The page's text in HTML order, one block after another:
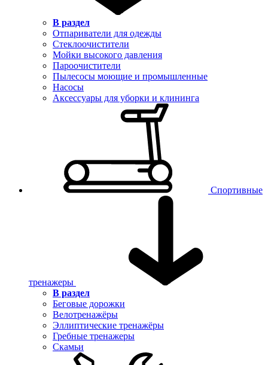
В раздел
Отпариватели для одежды
Стеклоочистители
Мойки высокого давления
Пароочистители
Пылесосы моющие и промышленные
Насосы
Аксессуары для уборки и клининга
Спортивные
тренажеры
В раздел
Беговые дорожки
Велотренажёры
Эллиптические тренажёры
Гребные тренажеры
Скамьи